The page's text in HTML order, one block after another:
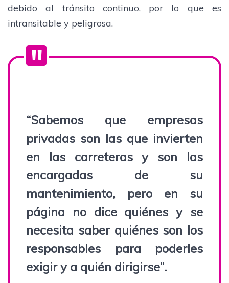
debido al tránsito continuo, por lo que es
intransitable y peligrosa.
“Sabemos que empresas
privadas son las que invierten
en las carreteras y son las
encargadas de su
mantenimiento, pero en su
página no dice quiénes y se
necesita saber quiénes son los
responsables para poderles
exigir y a quién dirigirse”.